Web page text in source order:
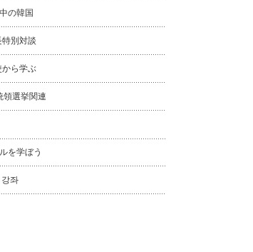
の韓国
別対談
から学ぶ
領選挙関連
を学ぼう
강좌